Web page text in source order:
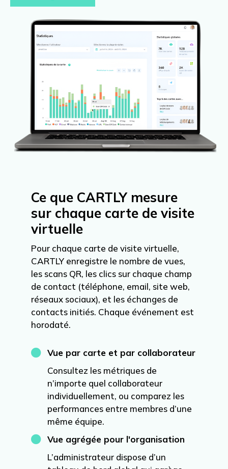
Ce que CARTLY mesure
sur chaque carte de visite
virtuelle
Pour chaque carte de visite virtuelle,
CARTLY enregistre le nombre de vues,
les scans QR, les clics sur chaque champ
de contact (téléphone, email, site web,
réseaux sociaux), et les échanges de
contacts initiés. Chaque événement est
horodaté.
 Vue par carte et par collaborateur
Consultez les métriques de
n’importe quel collaborateur
individuellement, ou comparez les
performances entre membres d’une
même équipe.
 Vue agrégée pour l'organisation
L’administrateur dispose d’un